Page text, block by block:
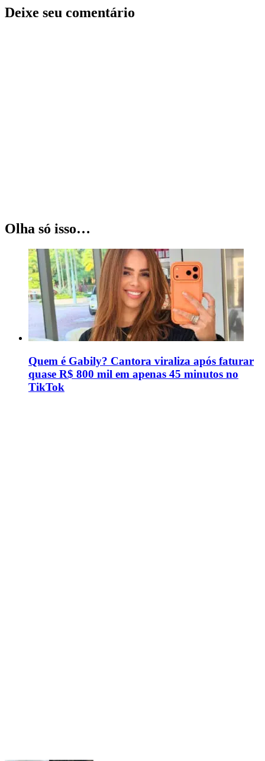
Deixe seu comentário
Olha só isso…
Quem é Gabily? Cantora viraliza após faturar
quase R$ 800 mil em apenas 45 minutos no
TikTok